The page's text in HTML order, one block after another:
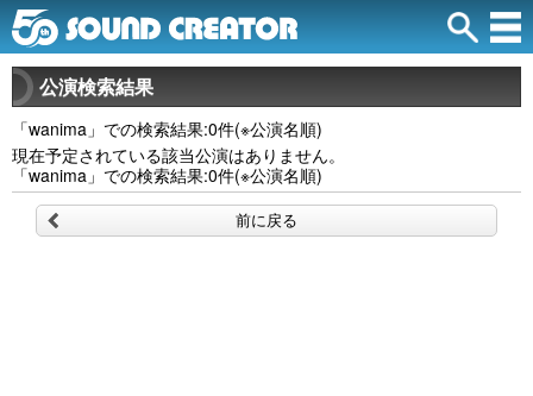
公演検索結果
「wanima」での検索結果:0件(※公演名順)
現在予定されている該当公演はありません。
「wanima」での検索結果:0件(※公演名順)
前に戻る